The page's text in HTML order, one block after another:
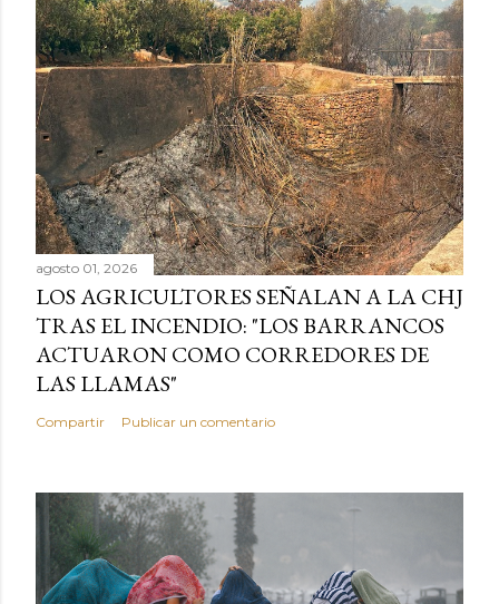
agosto 01, 2026
LOS AGRICULTORES SEÑALAN A LA CHJ
TRAS EL INCENDIO: "LOS BARRANCOS
ACTUARON COMO CORREDORES DE
LAS LLAMAS"
Compartir Publicar un comentario